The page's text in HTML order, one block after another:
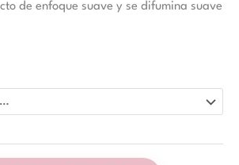
de enfoque suave y se difumina suave